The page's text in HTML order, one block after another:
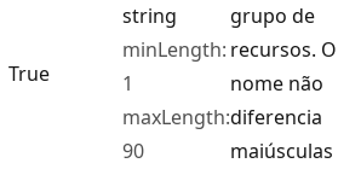
True
string
minLength:
1
maxLength:
90
grupo de
recursos. O
nome não
diferencia
maiúsculas